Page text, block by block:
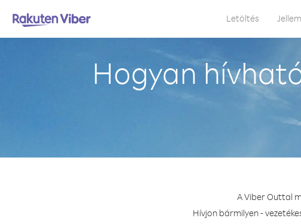
Letöltés
Hogyan
A Viber Outtal
Hívjon bármilyen -